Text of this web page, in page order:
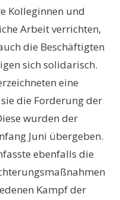
Kolleginnen und
Arbeit verrichten,
die Beschäftigten
sich solidarisch.
eine
die Forderung der
wurden der
Juni übergeben.
ebenfalls die
Kampf der